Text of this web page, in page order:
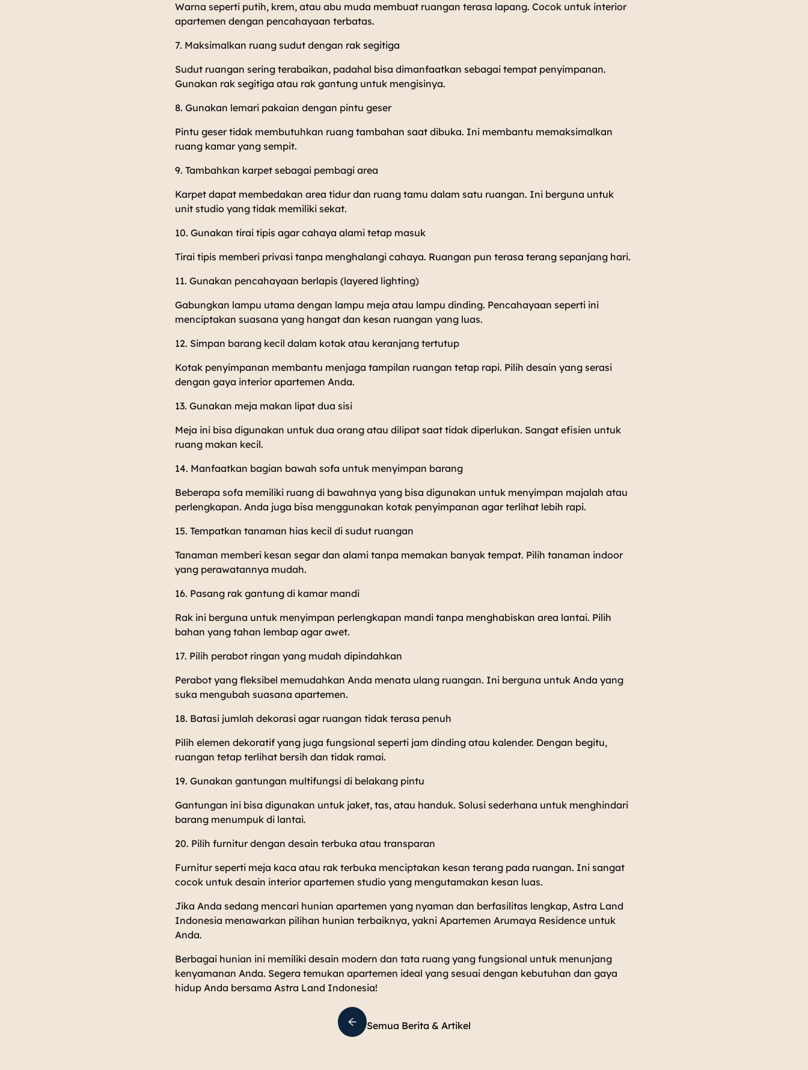
Warna seperti putih, krem, atau abu muda membuat ruangan terasa lapang. Cocok untuk interior
apartemen dengan pencahayaan terbatas.
7. Maksimalkan ruang sudut dengan rak segitiga
Sudut ruangan sering terabaikan, padahal bisa dimanfaatkan sebagai tempat penyimpanan.
Gunakan rak segitiga atau rak gantung untuk mengisinya.
8. Gunakan lemari pakaian dengan pintu geser
Pintu geser tidak membutuhkan ruang tambahan saat dibuka. Ini membantu memaksimalkan
ruang kamar yang sempit.
9. Tambahkan karpet sebagai pembagi area
Karpet dapat membedakan area tidur dan ruang tamu dalam satu ruangan. Ini berguna untuk
unit studio yang tidak memiliki sekat.
10. Gunakan tirai tipis agar cahaya alami tetap masuk
Tirai tipis memberi privasi tanpa menghalangi cahaya. Ruangan pun terasa terang sepanjang hari.
11. Gunakan pencahayaan berlapis (layered lighting)
Gabungkan lampu utama dengan lampu meja atau lampu dinding. Pencahayaan seperti ini
menciptakan suasana yang hangat dan kesan ruangan yang luas.
12. Simpan barang kecil dalam kotak atau keranjang tertutup
Kotak penyimpanan membantu menjaga tampilan ruangan tetap rapi. Pilih desain yang serasi
dengan gaya interior apartemen Anda.
13. Gunakan meja makan lipat dua sisi
Meja ini bisa digunakan untuk dua orang atau dilipat saat tidak diperlukan. Sangat efisien untuk
ruang makan kecil.
14. Manfaatkan bagian bawah sofa untuk menyimpan barang
Beberapa sofa memiliki ruang di bawahnya yang bisa digunakan untuk menyimpan majalah atau
perlengkapan. Anda juga bisa menggunakan kotak penyimpanan agar terlihat lebih rapi.
15. Tempatkan tanaman hias kecil di sudut ruangan
Tanaman memberi kesan segar dan alami tanpa memakan banyak tempat. Pilih tanaman indoor
yang perawatannya mudah.
16. Pasang rak gantung di kamar mandi
Rak ini berguna untuk menyimpan perlengkapan mandi tanpa menghabiskan area lantai. Pilih
bahan yang tahan lembap agar awet.
17. Pilih perabot ringan yang mudah dipindahkan
Perabot yang fleksibel memudahkan Anda menata ulang ruangan. Ini berguna untuk Anda yang
suka mengubah suasana apartemen.
18. Batasi jumlah dekorasi agar ruangan tidak terasa penuh
Pilih elemen dekoratif yang juga fungsional seperti jam dinding atau kalender. Dengan begitu,
ruangan tetap terlihat bersih dan tidak ramai.
19. Gunakan gantungan multifungsi di belakang pintu
Gantungan ini bisa digunakan untuk jaket, tas, atau handuk. Solusi sederhana untuk menghindari
barang menumpuk di lantai.
20. Pilih furnitur dengan desain terbuka atau transparan
Furnitur seperti meja kaca atau rak terbuka menciptakan kesan terang pada ruangan. Ini sangat
cocok untuk desain interior apartemen studio yang mengutamakan kesan luas.
Jika Anda sedang mencari hunian apartemen yang nyaman dan berfasilitas lengkap, Astra Land
Indonesia menawarkan pilihan hunian terbaiknya, yakni Apartemen Arumaya Residence untuk
Anda.
Berbagai hunian ini memiliki desain modern dan tata ruang yang fungsional untuk menunjang
kenyamanan Anda. Segera temukan apartemen ideal yang sesuai dengan kebutuhan dan gaya
hidup Anda bersama Astra Land Indonesia!
Semua Berita & Artikel